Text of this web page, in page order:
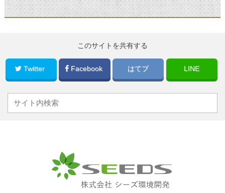
このサイトを共有する
Twitter Facebook はてブ LINE